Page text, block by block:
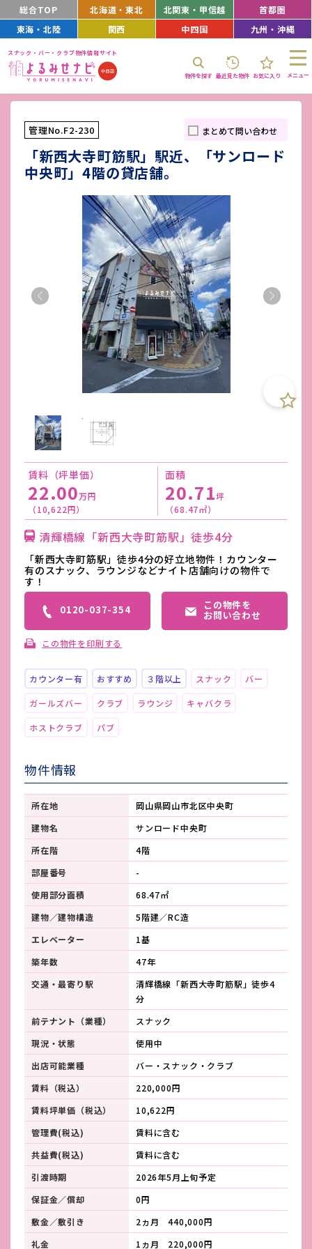
総合TOP 北海道・東北 北関東・甲信越
首都圏
東海・北陸
関西 中四国 九州・沖縄
スナック・バー・クラブ物件情報サイト
物件を探す 最近見た物件 お気に入り メニュー
管理No.F2-230 まとめて問い合わせ
「新西大寺町筋駅」駅近、「サンロード
中央町」4階の貸店舗。
賃料（坪単価）
22.00万円
（10,622円）
面積
20.71坪
（68.47㎡）
清輝橋線「新西大寺町筋駅」徒歩4分
「新西大寺町筋駅」徒歩4分の好立地物件！カウンター
有のスナック、ラウンジなどナイト店舗向けの物件で
す！
0120-037-354 この物件を
お問い合わせ
この物件を印刷する
カウンター有 おすすめ ３階以上 スナック バー
ガールズバー クラブ ラウンジ キャバクラ
ホストクラブ パブ
物件情報
所在地
岡山県岡山市北区中央町
建物名
サンロード中央町
所在階
4階
部屋番号
-
使用部分面積
68.47㎡
建物／建物構造
5階建／RC造
エレベーター
1基
築年数
47年
交通・最寄り駅
清輝橋線「新西大寺町筋駅」徒歩4
分
前テナント（業種）
スナック
現況・状態
使用中
出店可能業種
バー・スナック・クラブ
賃料（税込）
220,000円
賃料坪単価（税込）
10,622円
管理費(税込)
賃料に含む
共益費(税込)
賃料に含む
引渡時期
2026年5月上旬予定
保証金／償却
0円
敷金／敷引き
2ヵ月 440,000円
礼金
1ヵ月 220,000円